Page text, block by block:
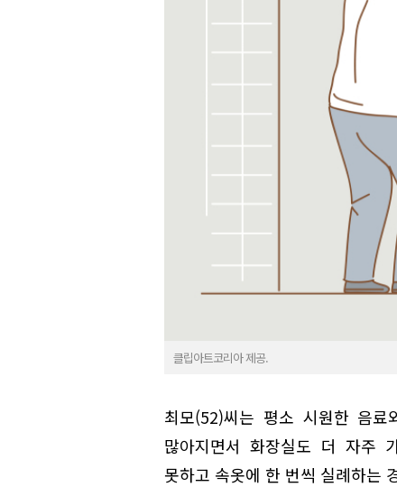
클립아트코리아 제공.
최모(52)씨는 평소 시원한 음
많아지면서 화장실도 더 자주
못하고 속옷에 한 번씩 실례하는